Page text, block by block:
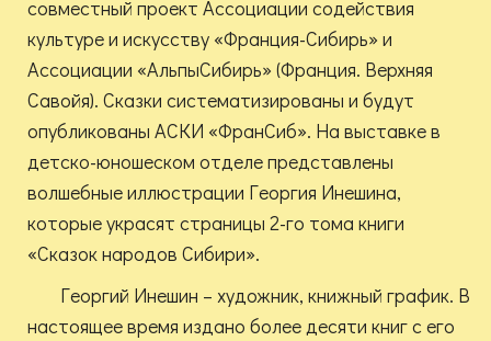
совместный проект Ассоциации содействия
культуре и искусству «Франция-Сибирь» и
Ассоциации «АльпыСибирь» (Франция. Верхняя
Савойя). Сказки систематизированы и будут
опубликованы АСКИ «ФранСиб». На выставке в
детско-юношеском отделе представлены
волшебные иллюстрации Георгия Инешина,
которые украсят страницы 2-го тома книги
«Сказок народов Сибири».
Георгий Инешин – художник, книжный график. В
настоящее время издано более десяти книг с его